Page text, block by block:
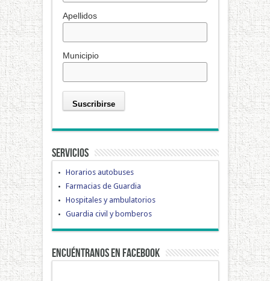
Apellidos
Municipio
Servicios
Horarios autobuses
Farmacias de Guardia
Hospitales y ambulatorios
Guardia civil y bomberos
Encuéntranos en Facebook